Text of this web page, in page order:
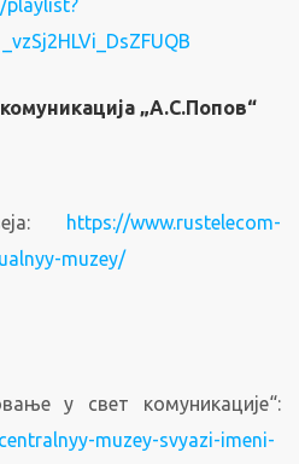
playlist?
„А.С.Попов“
https://www.rustelecom-
muzey/
у свет комуникације“:
muzey-svyazi-imeni-